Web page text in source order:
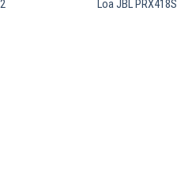
Loa JBL PRX418S